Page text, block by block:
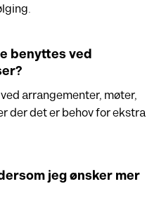
benyttes ved
arrangementer, møter,
der det er behov for ekstra
jeg ønsker mer